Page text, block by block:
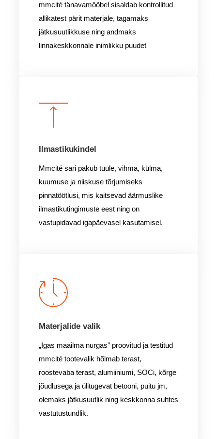
mmcité tänavamööbel sisaldab kontrollitud
allikatest pärit materjale, tagamaks
jätkusuutlikkuse ning andmaks
linnakeskkonnale inimlikku puudet
Ilmastikukindel
Mmcité sari pakub tuule, vihma, külma,
kuumuse ja niiskuse tõrjumiseks
pinnatöötlusi, mis kaitsevad äärmuslike
ilmastikutingimuste eest ning on
vastupidavad igapäevasel kasutamisel.
Materjalide valik
„Igas maailma nurgas” proovitud ja testitud
mmcité tootevalik hõlmab terast,
roostevaba terast, alumiiniumi, SOCi, kõrge
jõudlusega ja ülitugevat betooni, puitu jm,
olemaks jätkusuutlik ning keskkonna suhtes
vastutustundlik.